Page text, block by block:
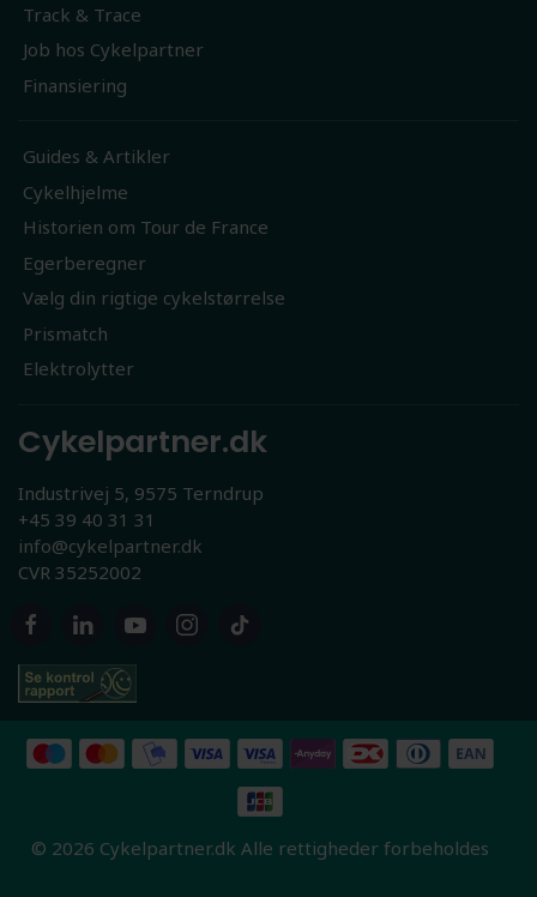
Track & Trace
Job hos Cykelpartner
Finansiering
Guides & Artikler
Cykelhjelme
Historien om Tour de France
Egerberegner
Vælg din rigtige cykelstørrelse
Prismatch
Elektrolytter
Cykelpartner.dk
Industrivej 5, 9575 Terndrup
+45 39 40 31 31
info@cykelpartner.dk
CVR 35252002
© 2026 Cykelpartner.dk Alle rettigheder forbeholdes